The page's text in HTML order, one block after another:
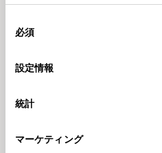
使用することがあります。当ウ
デバイスにすべてのCookie(クッ
意したことになります。
設定の変更、同意を撤回したり
「Cookie（クッキー）情報の取
必須
設定情報
統計
マーケティング
202636